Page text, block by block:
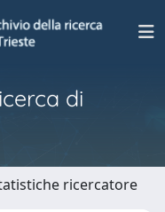
di
ricercatore